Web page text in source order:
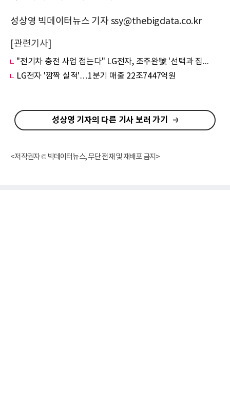
성상영 빅데이터뉴스 기자 ssy@thebigdata.co.kr
[관련기사]
"전기차 충전 사업 접는다" LG전자, 조주완號 '선택과 집중' 가속
LG전자 '깜짝 실적'…1분기 매출 22조7447억원
성상영 기자의 다른 기사 보러 가기
<저작권자 © 빅데이터뉴스, 무단 전재 및 재배포 금지>